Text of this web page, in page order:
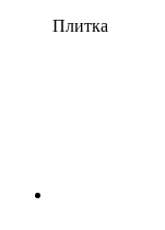
Плитка